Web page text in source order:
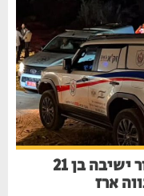
אסון בין הזמנים בבנימין: בחור ישיבה בן 21
ארז